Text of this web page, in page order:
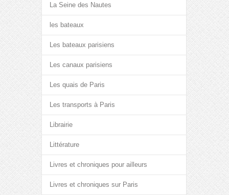
La Seine des Nautes
les bateaux
Les bateaux parisiens
Les canaux parisiens
Les quais de Paris
Les transports à Paris
Librairie
Littérature
Livres et chroniques pour ailleurs
Livres et chroniques sur Paris